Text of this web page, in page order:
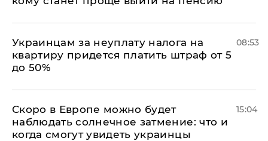
Украинцам за неуплату налога на
квартиру придется платить штраф от 5
до 50%
08:53
Скоро в Европе можно будет
наблюдать солнечное затмение: что и
когда смогут увидеть украинцы
15:04